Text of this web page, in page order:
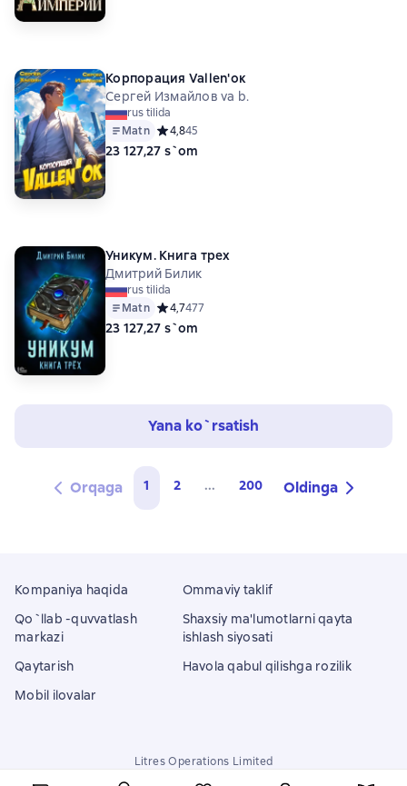
Корпорация Vallen'ок
Сергей Измайлов va b.
rus tilida
Matn Средний рейтинг 4,8 на основе 45 оценок
4,845
23 127,27 s`om
Уникум. Книга трех
Дмитрий Билик
rus tilida
Matn Средний рейтинг 4,7 на основе 477 оценок
4,7477
23 127,27 s`om
Yana ko`rsatish
Orqaga 1 2 ... 200 Oldinga
Kompaniya haqida
Qo`llab -quvvatlash
markazi
Qaytarish
Mobil ilovalar
Ommaviy taklif
Shaxsiy ma'lumotlarni qayta
ishlash siyosati
Havola qabul qilishga rozilik
Litres Operations Limited